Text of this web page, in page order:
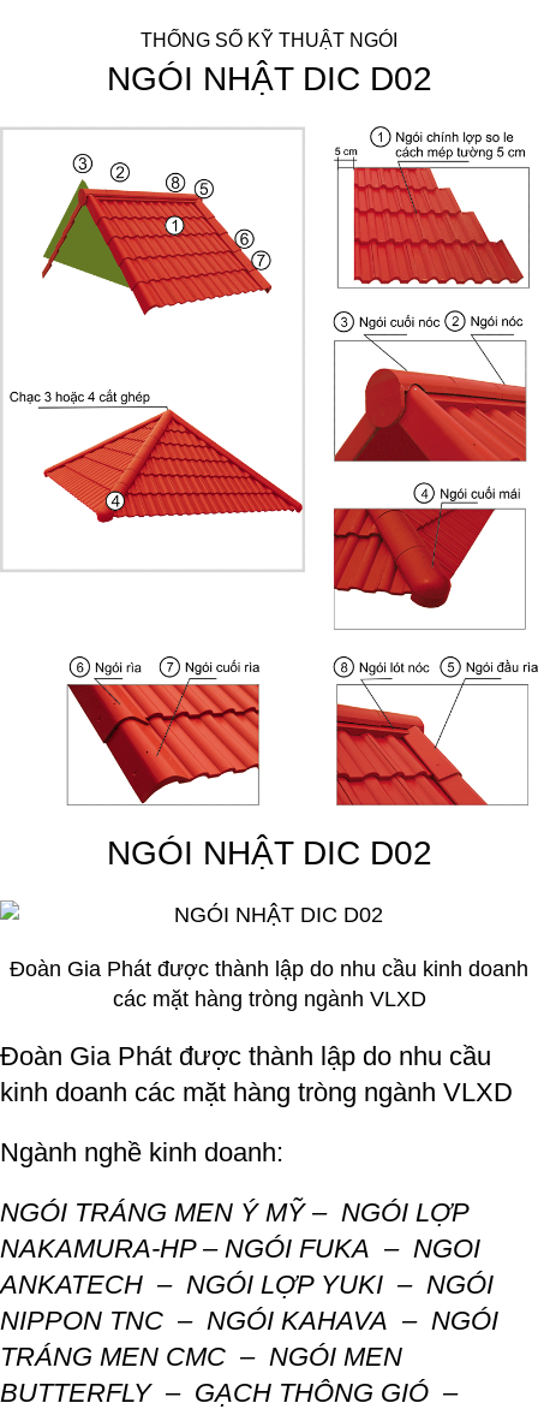
THỐNG SỐ KỸ THUẬT NGÓI
NGÓI NHẬT DIC D02
NGÓI NHẬT DIC D02
Đoàn Gia Phát được thành lập do nhu cầu kinh doanh
các mặt hàng tròng ngành VLXD
Đoàn Gia Phát được thành lập do nhu cầu
kinh doanh các mặt hàng tròng ngành VLXD
Ngành nghề kinh doanh:
NGÓI TRÁNG MEN Ý MỸ – NGÓI LỢP
NAKAMURA-HP – NGÓI FUKA – NGOI
ANKATECH – NGÓI LỢP YUKI – NGÓI
NIPPON TNC – NGÓI KAHAVA – NGÓI
TRÁNG MEN CMC – NGÓI MEN
BUTTERFLY – GẠCH THÔNG GIÓ –